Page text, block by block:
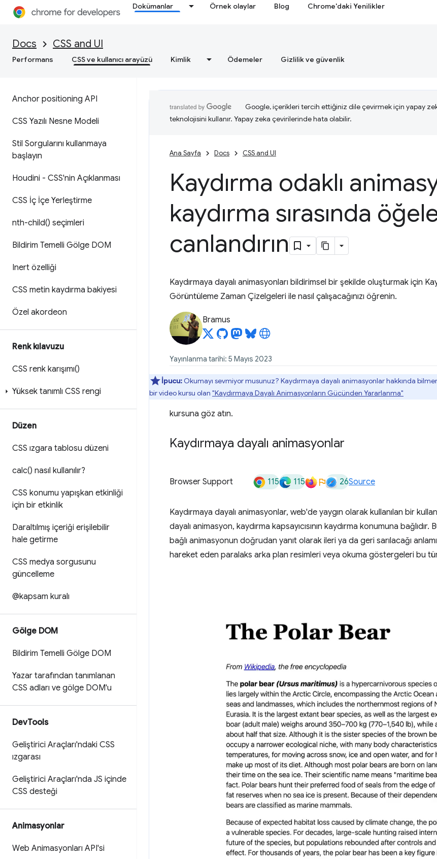
Dokümanlar Örnek olaylar Blog Chrome'daki Yenilikler
Docs CSS and UI
Performans CSS ve kullanıcı arayüzü Kimlik Ödemeler Gizlilik ve güvenlik
Anchor positioning API
CSS Yazılı Nesne Modeli
Stil Sorgularını kullanmaya
başlayın
Houdini - CSS'nin Açıklanması
CSS İç İçe Yerleştirme
nth-child() seçimleri
Bildirim Temelli Gölge DOM
Inert özelliği
CSS metin kaydırma bakiyesi
Özel akordeon
Renk kılavuzu
CSS renk karışımı()
Yüksek tanımlı CSS rengi
Düzen
CSS ızgara tablosu düzeni
calc() nasıl kullanılır?
CSS konumu yapışkan etkinliği
için bir etkinlik
Daraltılmış içeriği erişilebilir
hale getirme
CSS medya sorgusunu
güncelleme
@kapsam kuralı
Gölge DOM
Bildirim Temelli Gölge DOM
Yazar tarafından tanımlanan
CSS adları ve gölge DOM'u
DevTools
Geliştirici Araçları'ndaki CSS
ızgarası
Geliştirici Araçları'nda JS içinde
CSS desteği
Animasyonlar
Web Animasyonları API'si
Google, içerikleri tercih ettiğiniz dile çevirmek için yapay
teknolojisini kullanır. Yapay zeka çevirilerinde hata olabilir.
Ana Sayfa Docs CSS and UI
Kaydırma odaklı
kaydırma sırasında
canlandırın
Kaydırmaya dayalı animasyonları bildirimsel bir şekilde oluşturmak için
Görüntüleme Zaman Çizelgeleri ile nasıl çalışacağınızı öğrenin.
Bramus
Yayınlanma tarihi: 5 Mayıs 2023
İpucu: Okumayı sevmiyor musunuz? Kaydırmaya dayalı animasyonlar hakkında
bir video kursu olan "Kaydırmaya Dayalı Animasyonların Gücünden Yararlanma"
kursuna göz atın.
Kaydırmaya dayalı animasyonlar
Browser Support 115 115 26Source
Kaydırmaya dayalı animasyonlar, web'de yaygın olarak kullanılan bir
dayalı animasyon, kaydırma kapsayıcısının kaydırma konumuna bağlıdır.
bağlı animasyonun doğrudan yanıt olarak ileri ya da geri sarılacağı
hareket eden paralaks arka plan resimleri veya okuma göstergeleri bu